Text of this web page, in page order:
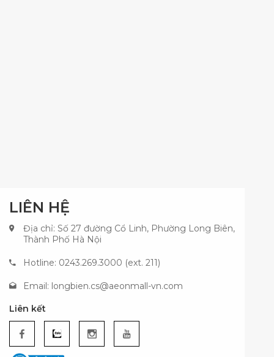
LIÊN HỆ
Địa chỉ: Số 27 đường Cổ Linh, Phường Long Biên,
Thành Phố Hà Nội
Hotline: 0243.269.3000 (ext. 211)
Email: longbien.cs@aeonmall-vn.com
Liên kết